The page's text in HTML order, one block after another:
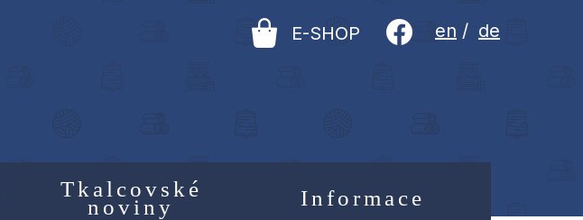
en / de
E-SHOP
Tkalcovské
noviny Informace